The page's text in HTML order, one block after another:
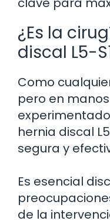
¿Es la
discal L5-
Como
pero en
hernia discal
segura y
Es esencial
de la